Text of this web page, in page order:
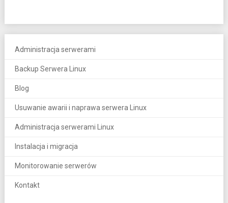
Administracja serwerami
Backup Serwera Linux
Blog
Usuwanie awarii i naprawa serwera Linux
Administracja serwerami Linux
Instalacja i migracja
Monitorowanie serwerów
Kontakt